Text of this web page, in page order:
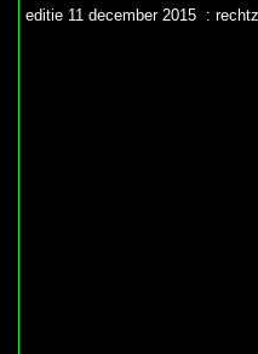
editie 11 december 2015 :